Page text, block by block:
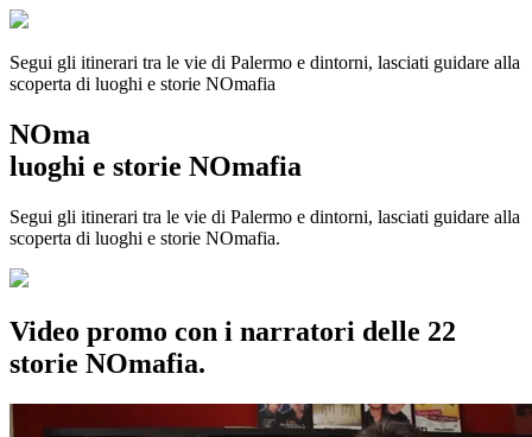
Segui gli itinerari tra le vie di Palermo e dintorni, lasciati guidare alla
scoperta di luoghi e storie NOmafia
NOma
luoghi e storie NOmafia
Segui gli itinerari tra le vie di Palermo e dintorni, lasciati guidare alla
scoperta di luoghi e storie NOmafia.
Video promo con i narratori delle 22
storie NOmafia.